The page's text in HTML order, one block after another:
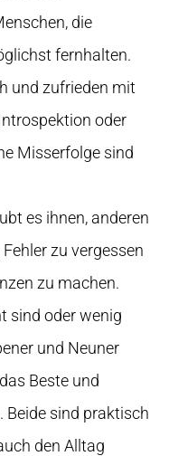
die
fernhalten.
und zufrieden mit
oder
Misserfolge sind
es ihnen, anderen
zu vergessen
zu machen.
sind oder wenig
und Neuner
Beste und
Beide sind praktisch
den Alltag